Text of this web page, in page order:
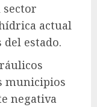
sector
actual
estado.
municipios
negativa